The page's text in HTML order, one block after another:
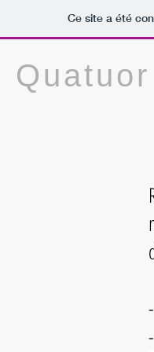
Ce site a été